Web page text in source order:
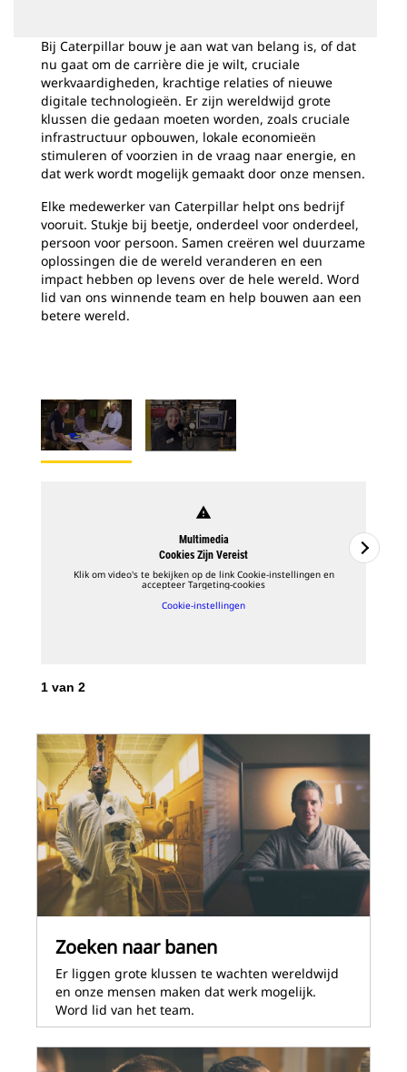
Bij Caterpillar bouw je aan wat van belang is, of dat
nu gaat om de carrière die je wilt, cruciale
werkvaardigheden, krachtige relaties of nieuwe
digitale technologieën. Er zijn wereldwijd grote
klussen die gedaan moeten worden, zoals cruciale
infrastructuur opbouwen, lokale economieën
stimuleren of voorzien in de vraag naar energie, en
dat werk wordt mogelijk gemaakt door onze mensen.
Elke medewerker van Caterpillar helpt ons bedrijf
vooruit. Stukje bij beetje, onderdeel voor onderdeel,
persoon voor persoon. Samen creëren wel duurzame
oplossingen die de wereld veranderen en een
impact hebben op levens over de hele wereld. Word
lid van ons winnende team en help bouwen aan een
betere wereld.
warning
Multimedia
Cookies Zijn Vereist
Klik om video's te bekijken op de link Cookie-instellingen en
accepteer Targeting-cookies
Cookie-instellingen
1 van 2
Zoeken naar banen
Er liggen grote klussen te wachten wereldwijd
en onze mensen maken dat werk mogelijk.
Word lid van het team.